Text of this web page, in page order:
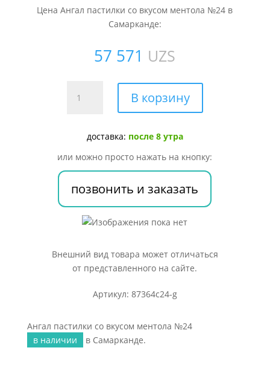
Цена Ангал пастилки со вкусом ментола №24 в
Самарканде:
57 571 UZS
товара
вкусом
ментола
№24
В корзину
доставка: после 8 утра
или можно просто нажать на кнопку:
позвонить и заказать
Внешний вид товара может отличаться
от представленного на сайте.
Артикул: 87364c24-g
Ангал пастилки со вкусом ментола №24
в наличии
в Самарканде.